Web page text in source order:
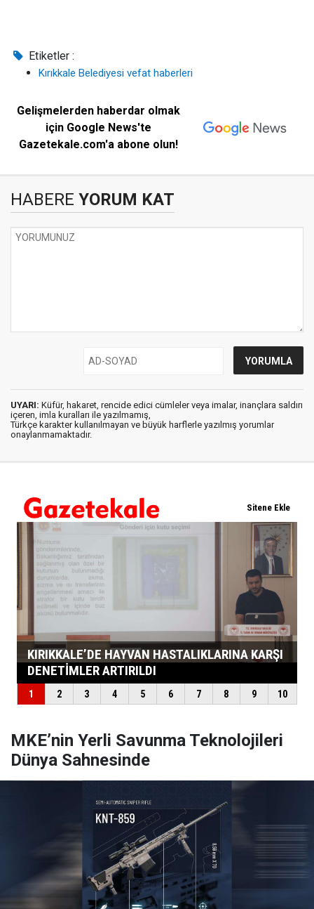
Etiketler :
Kırıkkale Belediyesi vefat haberleri
Gelişmelerden haberdar olmak
için Google News'te
Gazetekale.com'a abone olun!
HABERE YORUM KAT
UYARI: Küfür, hakaret, rencide edici cümleler veya imalar, inançlara saldırı
içeren, imla kuralları ile yazılmamış,
Türkçe karakter kullanılmayan ve büyük harflerle yazılmış yorumlar
onaylanmamaktadır.
MKE’nin Yerli Savunma Teknolojileri
Dünya Sahnesinde